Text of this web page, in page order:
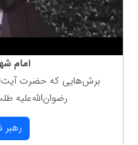
امام
برش‌هایی كه حضرت
رضوان‌الله‌علیه
رهبر